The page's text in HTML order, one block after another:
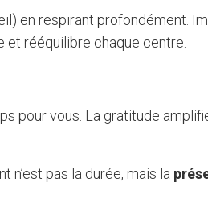
en respirant profondément.
et rééquilibre chaque centre.
pour vous. La gratitude
n’est pas la durée, mais la